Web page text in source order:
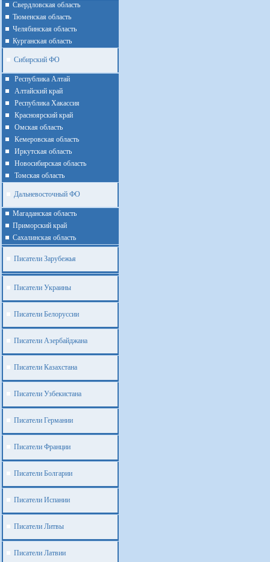
Cвердловская область
Тюменская область
Челябинская область
Курганская область
Сибирский ФО
Республика Алтай
Алтайcкий край
Республика Хакассия
Красноярский край
Омская область
Кемеровская область
Иркутская область
Новосибирская область
Томская область
Дальневосточный ФО
Магаданская область
Приморский край
Cахалинская область
Писатели Зарубежья
Писатели Украины
Писатели Белоруссии
Писатели Азербайджана
Писатели Казахстана
Писатели Узбекистана
Писатели Германии
Писатели Франции
Писатели Болгарии
Писатели Испании
Писатели Литвы
Писатели Латвии